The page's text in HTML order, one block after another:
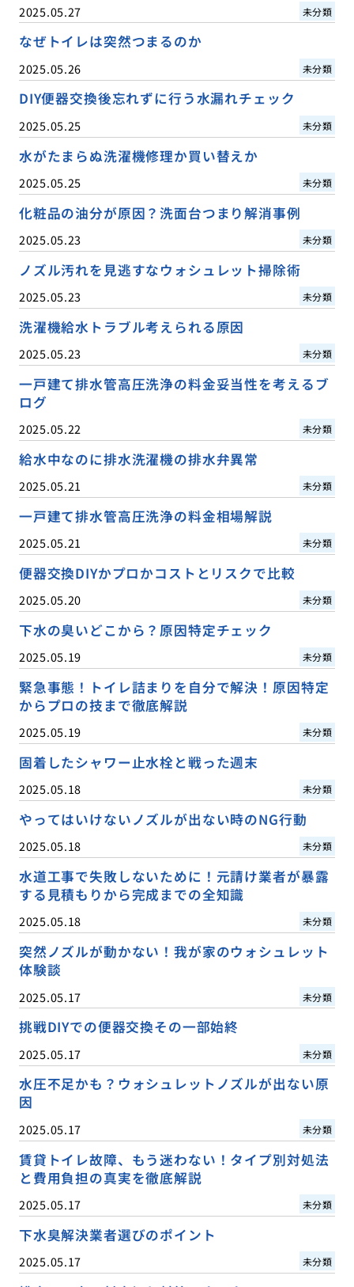
2025.05.27 未分類
なぜトイレは突然つまるのか
2025.05.26 未分類
DIY便器交換後忘れずに行う水漏れチェック
2025.05.25 未分類
水がたまらぬ洗濯機修理か買い替えか
2025.05.25 未分類
化粧品の油分が原因？洗面台つまり解消事例
2025.05.23 未分類
ノズル汚れを見逃すなウォシュレット掃除術
2025.05.23 未分類
洗濯機給水トラブル考えられる原因
2025.05.23 未分類
一戸建て排水管高圧洗浄の料金妥当性を考えるブ
ログ
2025.05.22 未分類
給水中なのに排水洗濯機の排水弁異常
2025.05.21 未分類
一戸建て排水管高圧洗浄の料金相場解説
2025.05.21 未分類
便器交換DIYかプロかコストとリスクで比較
2025.05.20 未分類
下水の臭いどこから？原因特定チェック
2025.05.19 未分類
緊急事態！トイレ詰まりを自分で解決！原因特定
からプロの技まで徹底解説
2025.05.19 未分類
固着したシャワー止水栓と戦った週末
2025.05.18 未分類
やってはいけないノズルが出ない時のNG行動
2025.05.18 未分類
水道工事で失敗しないために！元請け業者が暴露
する見積もりから完成までの全知識
2025.05.18 未分類
突然ノズルが動かない！我が家のウォシュレット
体験談
2025.05.17 未分類
挑戦DIYでの便器交換その一部始終
2025.05.17 未分類
水圧不足かも？ウォシュレットノズルが出ない原
因
2025.05.17 未分類
賃貸トイレ故障、もう迷わない！タイプ別対処法
と費用負担の真実を徹底解説
2025.05.17 未分類
下水臭解決業者選びのポイント
2025.05.17 未分類